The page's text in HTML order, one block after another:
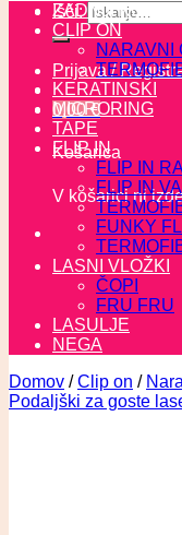
Išči:
Prijava /
0,00€
Košarica
V košarici ni
ZADNJI KOSI
CLIP ON
NARAVNI
KERATINSKI
MICRORING
TAPE
FLIP IN
FLIP IN
FLIP IN
FUNKY
LASNI VLOŽKI
ČOPI
FRU FRU
LASULJE
NEGA
Domov / Clip on /
Podaljški za goste